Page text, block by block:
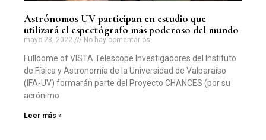
Astrónomos UV participan en estudio que
utilizará el espectógrafo más poderoso del mundo
mayo 23, 2022 No hay comentarios
Fulldome of VISTA Telescope Investigadores del Instituto
de Física y Astronomía de la Universidad de Valparaíso
(IFA-UV) formarán parte del Proyecto CHANCES (por su
acrónimo
Leer más »